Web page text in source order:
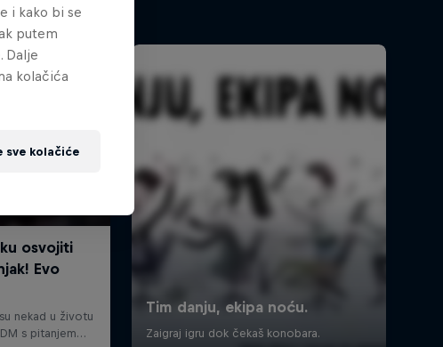
i kako bi se
putem
Dalje
kolačića
sve kolačiće